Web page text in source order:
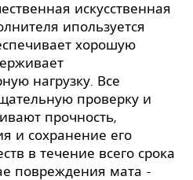
искусственная
ипользуется
хорошую
нагрузку. Все
проверку и
прочность,
и сохранение его
в течение всего срока
повреждения мата -